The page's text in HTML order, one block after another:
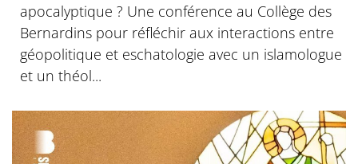
apocalyptique ? Une conférence au Collège des
Bernardins pour réfléchir aux interactions entre
géopolitique et eschatologie avec un islamologue
et un théol...